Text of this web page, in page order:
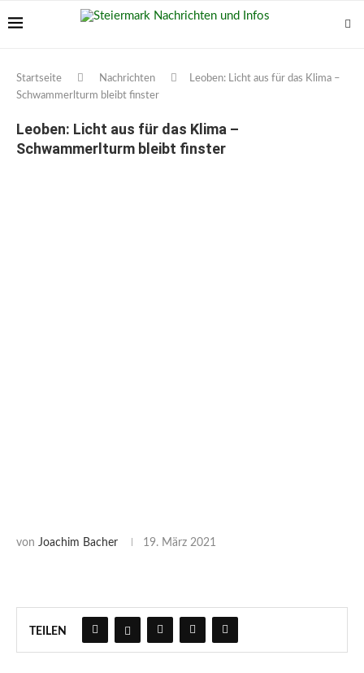
Startseite Nachrichten
Leoben: Licht aus für das Klima –
Schwammerlturm bleibt finster
Leoben: Licht aus für das Klima –
Schwammerlturm bleibt finster
von Joachim Bacher 19. März 2021
TEILEN